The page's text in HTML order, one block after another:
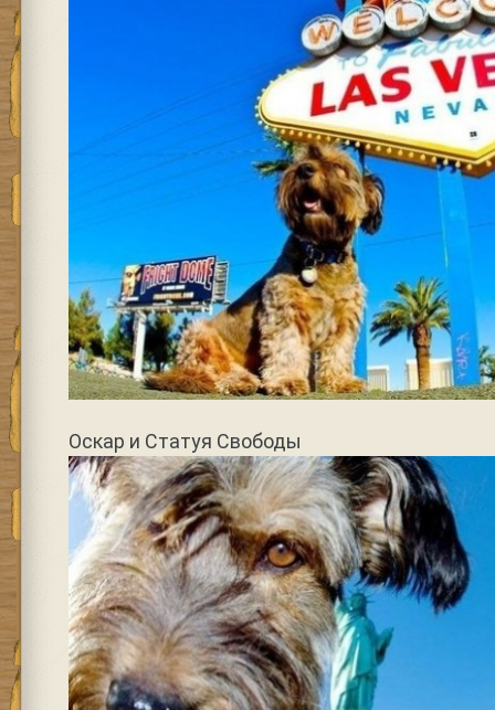
Оскар и Статуя Свободы